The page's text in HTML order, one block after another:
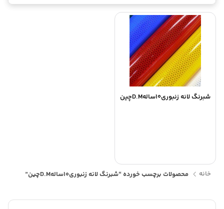
شبرنگ لانه زنبوری10سالهD.Mچین
خانه محصولات برچسب خورده “شبرنگ لانه زنبوری10سالهD.Mچین”